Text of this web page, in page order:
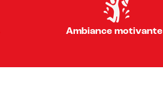
Ambiance motivante